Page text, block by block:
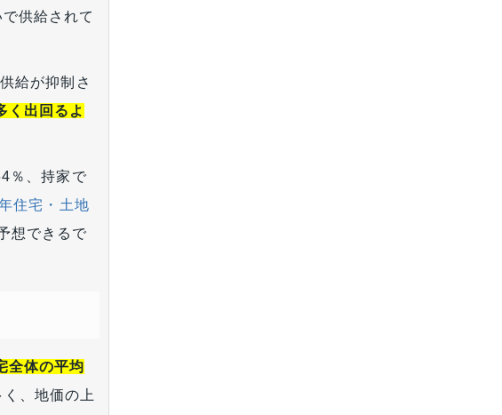
供給されて
給が抑制さ
く出回るよ
％、持家で
住宅・土地
想できるで
全体の平均
、地価の上